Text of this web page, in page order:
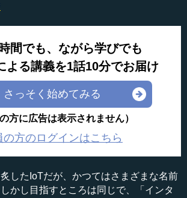
間でも、ながら学びでも
よる講義を1話10分でお届け
さっそく始めてみる
の方に広告は表示されません）
の方のログインはこちら
したIoTだが、かつてはさまざまな名前
かし目指すところは同じで、「インタ